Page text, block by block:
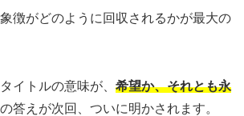
徴がどのように回収されるかが最大の
イトルの意味が、 希望か、それとも永
えが次回、ついに明かされます。